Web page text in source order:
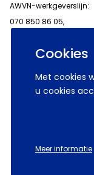
Cookies
Met cookies
u cookies
Meer informatie
AWVN-werkgeverslijn:
070 850 86 05,
© 2026 AWVN
Volg ons op: